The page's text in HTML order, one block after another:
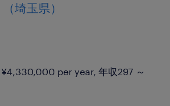
埼玉県）
per year, 年収297 ～